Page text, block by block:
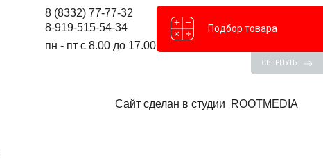
8 (8332) 77-77-32
8-919-515-54-34
пн - пт с 8.00 до 17.00
Сайт сделан в студии ROOTMEDIA
Подбор товара
СВЕРНУТЬ